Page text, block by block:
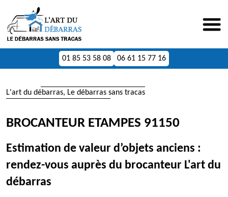
01 85 53 58 08 06 61 15 77 16
L'art du débarras, Le débarras sans tracas
BROCANTEUR ETAMPES 91150
Estimation de valeur d’objets anciens :
rendez-vous auprès du brocanteur L'art du
débarras